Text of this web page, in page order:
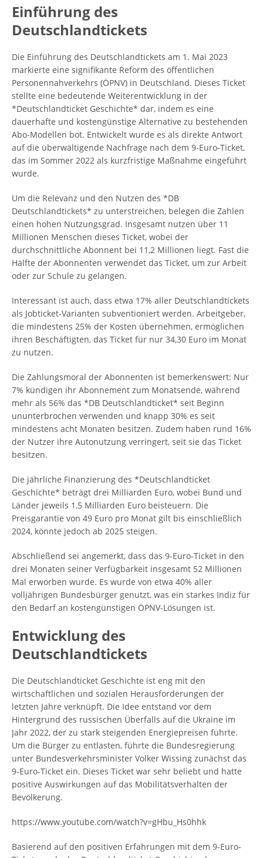
Einführung des
Deutschlandtickets
Die Einführung des Deutschlandtickets am 1. Mai 2023
markierte eine signifikante Reform des öffentlichen
Personennahverkehrs (ÖPNV) in Deutschland. Dieses Ticket
stellte eine bedeutende Weiterentwicklung in der
*Deutschlandticket Geschichte* dar, indem es eine
dauerhafte und kostengünstige Alternative zu bestehenden
Abo-Modellen bot. Entwickelt wurde es als direkte Antwort
auf die überwältigende Nachfrage nach dem 9-Euro-Ticket,
das im Sommer 2022 als kurzfristige Maßnahme eingeführt
wurde.
Um die Relevanz und den Nutzen des *DB
Deutschlandtickets* zu unterstreichen, belegen die Zahlen
einen hohen Nutzungsgrad. Insgesamt nutzen über 11
Millionen Menschen dieses Ticket, wobei der
durchschnittliche Abonnent bei 11,2 Millionen liegt. Fast die
Hälfte der Abonnenten verwendet das Ticket, um zur Arbeit
oder zur Schule zu gelangen.
Interessant ist auch, dass etwa 17% aller Deutschlandtickets
als Jobticket-Varianten subventioniert werden. Arbeitgeber,
die mindestens 25% der Kosten übernehmen, ermöglichen
ihren Beschäftigten, das Ticket für nur 34,30 Euro im Monat
zu nutzen.
Die Zahlungsmoral der Abonnenten ist bemerkenswert: Nur
7% kündigen ihr Abonnement zum Monatsende, während
mehr als 56% das *DB Deutschlandticket* seit Beginn
ununterbrochen verwenden und knapp 30% es seit
mindestens acht Monaten besitzen. Zudem haben rund 16%
der Nutzer ihre Autonutzung verringert, seit sie das Ticket
besitzen.
Die jährliche Finanzierung des *Deutschlandticket
Geschichte* beträgt drei Milliarden Euro, wobei Bund und
Länder jeweils 1,5 Milliarden Euro beisteuern. Die
Preisgarantie von 49 Euro pro Monat gilt bis einschließlich
2024, könnte jedoch ab 2025 steigen.
Abschließend sei angemerkt, dass das 9-Euro-Ticket in den
drei Monaten seiner Verfügbarkeit insgesamt 52 Millionen
Mal erworben wurde. Es wurde von etwa 40% aller
volljährigen Bundesbürger genutzt, was ein starkes Indiz für
den Bedarf an kostengünstigen ÖPNV-Lösungen ist.
Entwicklung des
Deutschlandtickets
Die Deutschlandticket Geschichte ist eng mit den
wirtschaftlichen und sozialen Herausforderungen der
letzten Jahre verknüpft. Die Idee entstand vor dem
Hintergrund des russischen Überfalls auf die Ukraine im
Jahr 2022, der zu stark steigenden Energiepreisen führte.
Um die Bürger zu entlasten, führte die Bundesregierung
unter Bundesverkehrsminister Volker Wissing zunächst das
9-Euro-Ticket ein. Dieses Ticket war sehr beliebt und hatte
positive Auswirkungen auf das Mobilitätsverhalten der
Bevölkerung.
https://www.youtube.com/watch?v=gHbu_Hs0hhk
Basierend auf den positiven Erfahrungen mit dem 9-Euro-